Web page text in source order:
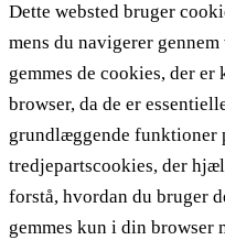
Dette websted bruger
mens du navigerer
gemmes de cookies, der
browser, da de er
grundlæggende funktioner
tredjepartscookies, der
forstå, hvordan du bruger
gemmes kun i din browser